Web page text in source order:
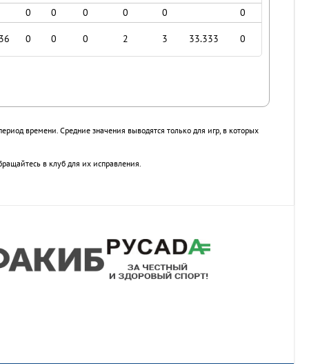
0 0 0 0 0 0
0 0 0 2 3 33.333 0
времени. Средние значения выводятся только для игр, в которых
в клуб для их исправления.